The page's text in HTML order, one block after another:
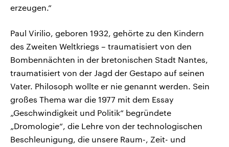
erzeugen.“
Paul Virilio, geboren 1932, gehörte zu den Kindern
des Zweiten Weltkriegs – traumatisiert von den
Bombennächten in der bretonischen Stadt Nantes,
traumatisiert von der Jagd der Gestapo auf seinen
Vater. Philosoph wollte er nie genannt werden. Sein
großes Thema war die 1977 mit dem Essay
„Geschwindigkeit und Politik“ begründete
„Dromologie“, die Lehre von der technologischen
Beschleunigung, die unsere Raum-, Zeit- und